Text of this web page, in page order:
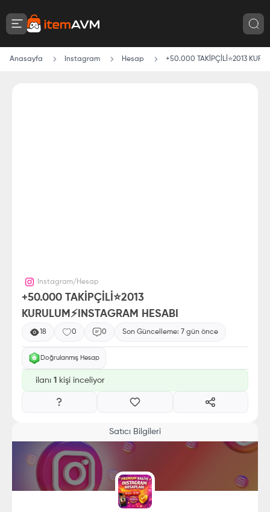
Anasayfa Instagram Hesap +50.000 TAKİPÇİLİ⭐2013
Instagram/ Hesap
+50.000 TAKİPÇİLİ⭐2013
KURULUM⚡INSTAGRAM HESABI
Son Güncelleme: 7 gün önce
18 0 0
Doğrulanmış Hesap
ilanı 1 kişi inceliyor
Satıcı Bilgileri